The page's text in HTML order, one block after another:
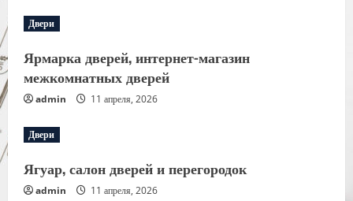
Двери
Ярмарка дверей, интернет-магазин
межкомнатных дверей
admin 11 апреля, 2026
Двери
Ягуар, салон дверей и перегородок
admin 11 апреля, 2026